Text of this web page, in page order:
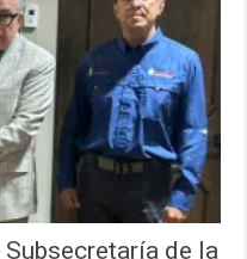
de la